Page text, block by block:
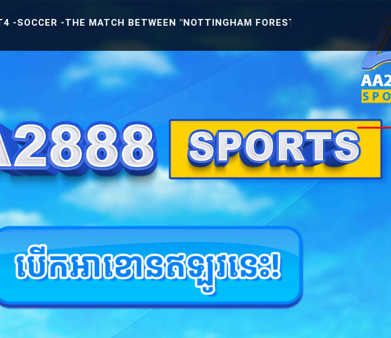
MATCH BETWEEN "NOTTINGHAM FOREST U21 -VS- READING U21"